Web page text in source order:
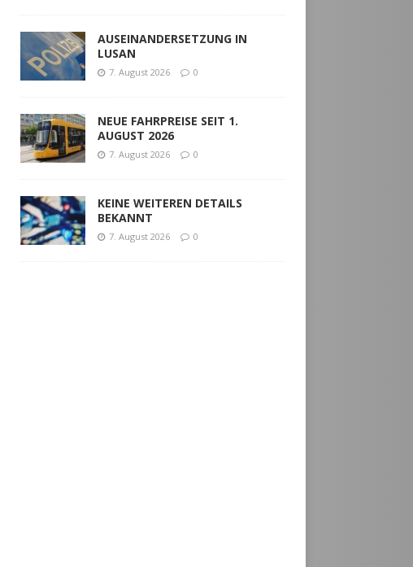
AUSEINANDERSETZUNG IN
LUSAN
7. August 2026 0
NEUE FAHRPREISE SEIT 1.
AUGUST 2026
7. August 2026 0
KEINE WEITEREN DETAILS
BEKANNT
7. August 2026 0